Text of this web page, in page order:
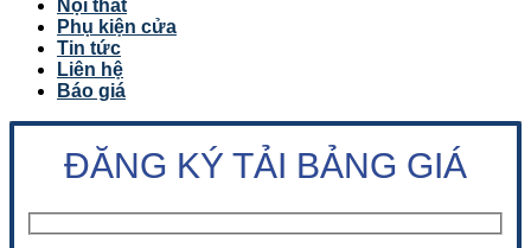
Nội thất
Phụ kiện cửa
Tin tức
Liên hệ
Báo giá
ĐĂNG KÝ TẢI BẢNG GIÁ